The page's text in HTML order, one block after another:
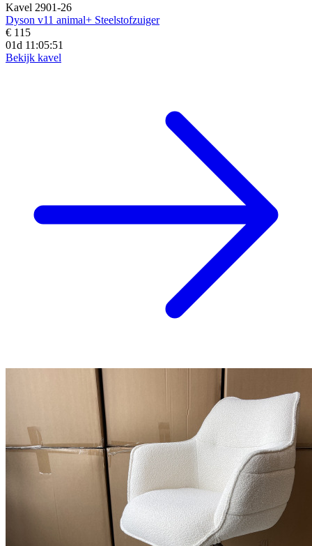
Kavel 2901-26
Dyson v11 animal+ Steelstofzuiger
€ 115
01d 11:05:49
Bekijk kavel